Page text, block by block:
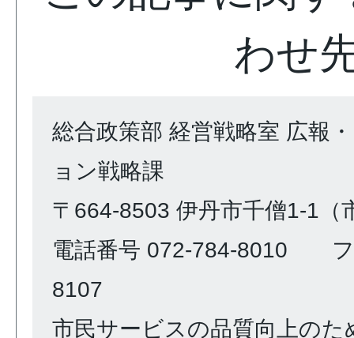
わせ
総合政策部 経営戦略室 広報
ョン戦略課
〒664-8503 伊丹市千僧1-1（
電話番号 072-784-8010 フ
8107
市民サービスの品質向上のた